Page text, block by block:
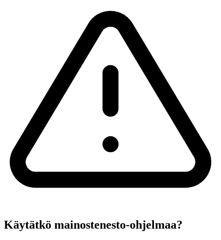
Käytätkö mainostenesto-ohjelmaa?